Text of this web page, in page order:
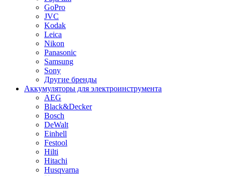
GoPro
JVC
Kodak
Leica
Nikon
Panasonic
Samsung
Sony
Другие бренды
Аккумуляторы для электроинструмента
AEG
Black&Decker
Bosch
DeWalt
Einhell
Festool
Hilti
Hitachi
Husqvarna